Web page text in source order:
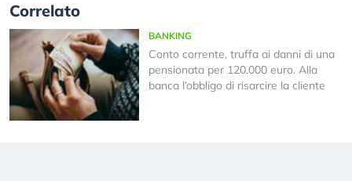
Correlato
BANKING
Conto corrente, truffa ai danni di una
pensionata per 120.000 euro. Alla
banca l’obbligo di risarcire la cliente